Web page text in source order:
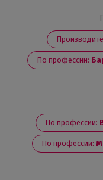
По профессии:
По профессии:
По профессии: